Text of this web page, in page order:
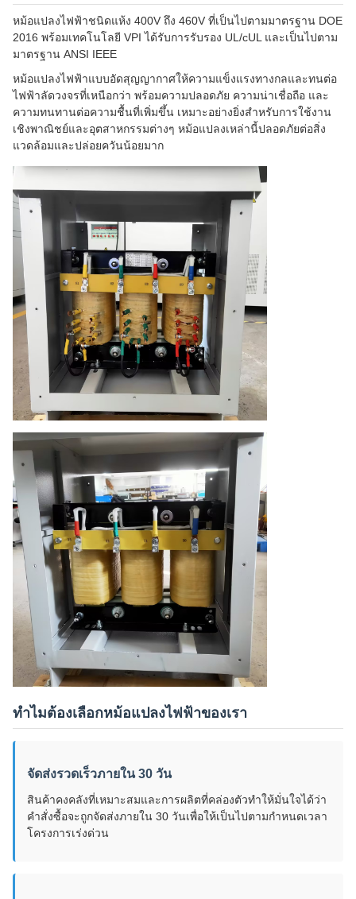
หม้อแปลงไฟฟ้าชนิดแห้ง 400V ถึง 460V ที่เป็นไปตามมาตรฐาน DOE
2016 พร้อมเทคโนโลยี VPI ได้รับการรับรอง UL/cUL และเป็นไปตาม
มาตรฐาน ANSI IEEE
หม้อแปลงไฟฟ้าแบบอัดสุญญากาศให้ความแข็งแรงทางกลและทนต่อ
ไฟฟ้าลัดวงจรที่เหนือกว่า พร้อมความปลอดภัย ความน่าเชื่อถือ และ
ความทนทานต่อความชื้นที่เพิ่มขึ้น เหมาะอย่างยิ่งสำหรับการใช้งาน
เชิงพาณิชย์และอุตสาหกรรมต่างๆ หม้อแปลงเหล่านี้ปลอดภัยต่อสิ่ง
แวดล้อมและปล่อยควันน้อยมาก
ทำไมต้องเลือกหม้อแปลงไฟฟ้าของเรา
จัดส่งรวดเร็วภายใน 30 วัน
สินค้าคงคลังที่เหมาะสมและการผลิตที่คล่องตัวทำให้มั่นใจได้ว่า
คำสั่งซื้อจะถูกจัดส่งภายใน 30 วันเพื่อให้เป็นไปตามกำหนดเวลา
โครงการเร่งด่วน